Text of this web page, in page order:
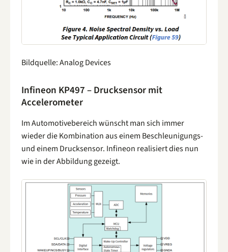
Bildquelle: Analog Devices
Infineon KP497 – Drucksensor mit
Accelerometer
Im Automotivebereich wünscht man sich immer
wieder die Kombination aus einem Beschleunigungs-
und einem Drucksensor. Infineon realisiert dies nun
wie in der Abbildung gezeigt.